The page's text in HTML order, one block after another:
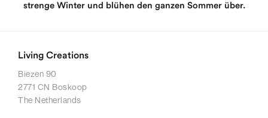
strenge Winter und blühen den ganzen Sommer über.
Living Creations
Biezen 90
2771 CN Boskoop
The Netherlands